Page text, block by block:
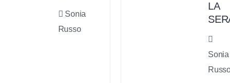
Sonia
Russo
LA
Sonia